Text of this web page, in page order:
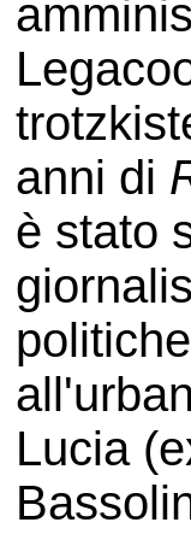
anni di
è stato
Lucia